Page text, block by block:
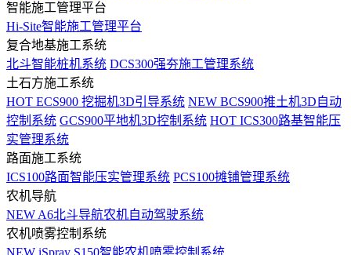
智能施工管理平台
Hi-Site智能施工管理平台
复合地基施工系统
北斗智能桩机系统 DCS300强夯施工管理系统
土石方施工系统
HOT ECS900 挖掘机3D引导系统 NEW BCS900推土机3D自动
控制系统 GCS900平地机3D控制系统 HOT ICS300路基智能压
实管理系统
路面施工系统
ICS100路面智能压实管理系统 PCS100摊铺管理系统
农机导航
NEW A6北斗导航农机自动驾驶系统
农机喷雾控制系统
NEW iSpray S150智能农机喷雾控制系统